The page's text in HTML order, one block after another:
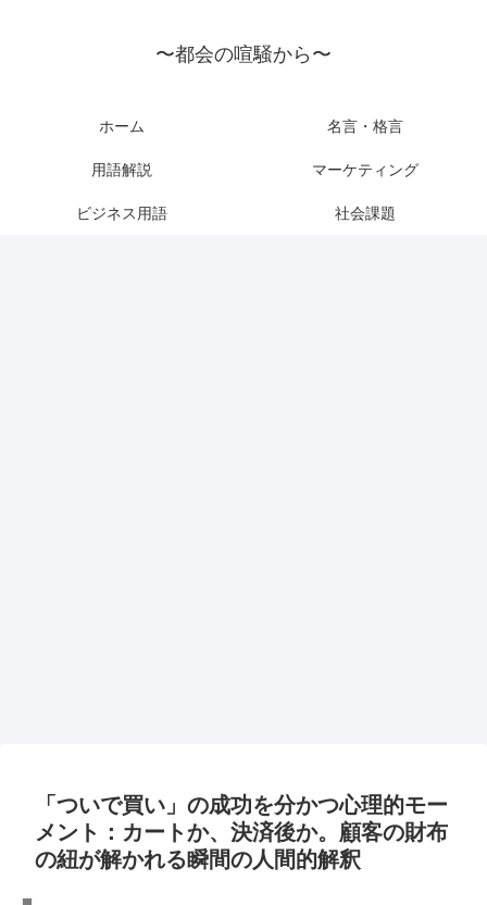
〜都会の喧騒から〜
ホーム 名言・格言
用語解説 マーケティング
ビジネス用語 社会課題
「ついで買い」の成功を分かつ心理的モー
メント：カートか、決済後か。顧客の財布
の紐が解かれる瞬間の人間的解釈